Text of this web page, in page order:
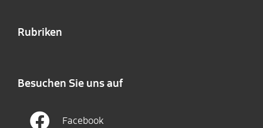
Rubriken
Besuchen Sie uns auf
Facebook